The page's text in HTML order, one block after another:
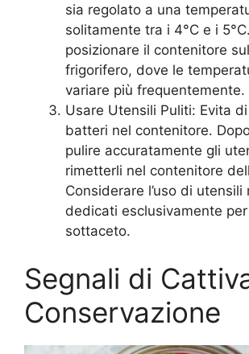
sia regolato a una
solitamente tra i 4°C e i
posizionare il contenitore
frigorifero, dove le
variare più frequentemente.
Usare Utensili Puliti: Evita
batteri nel contenitore.
pulire accuratamente gli
rimetterli nel contenitore
Considerare l’uso di utensili
dedicati esclusivamente
sottaceto.
Segnali di
Conservazione